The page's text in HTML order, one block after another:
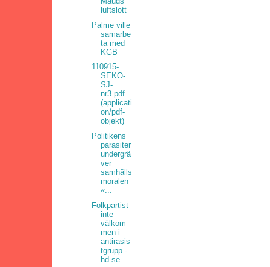
luftslott
Palme ville
samarbe
ta med
KGB
110915-
SEKO-
SJ-
nr3.pdf
(applicati
on/pdf-
objekt)
Politikens
parasiter
undergrä
ver
samhälls
moralen
«...
Folkpartist
inte
välkom
men i
antirasis
tgrupp -
hd.se